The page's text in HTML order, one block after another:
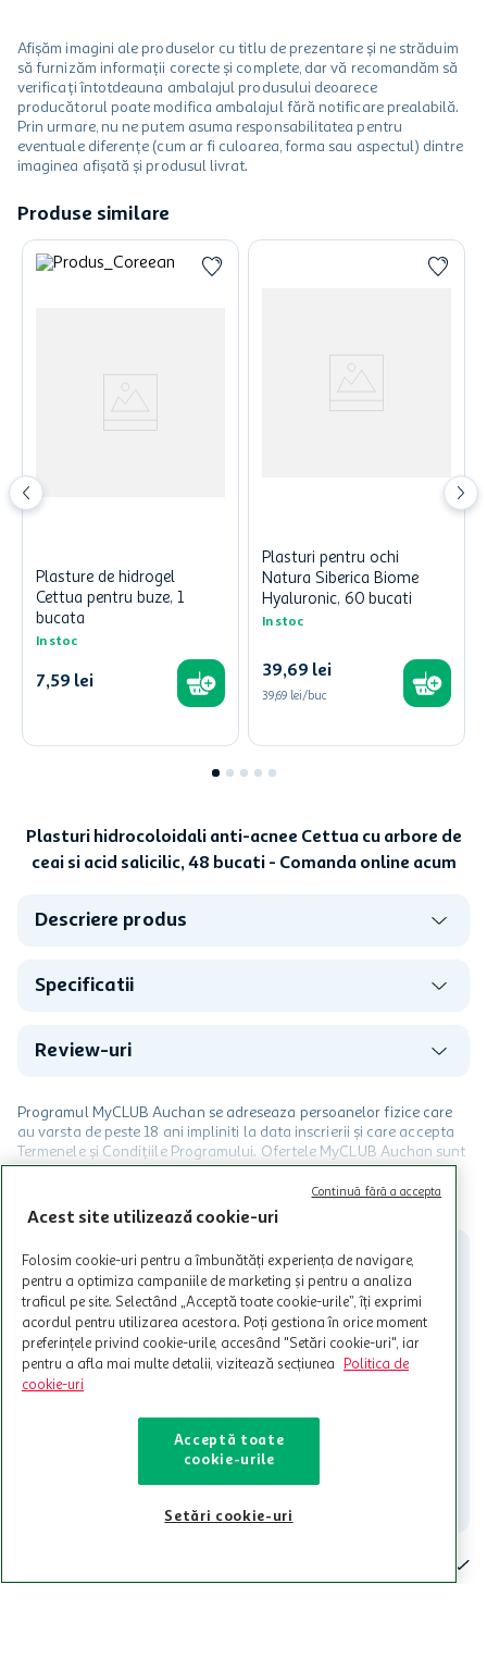
Afișăm imagini ale produselor cu titlu de prezentare și ne străduim
să furnizăm informații corecte și complete, dar vă recomandăm să
verificați întotdeauna ambalajul produsului deoarece
producătorul poate modifica ambalajul fără notificare prealabilă.
Prin urmare, nu ne putem asuma responsabilitatea pentru
eventuale diferențe (cum ar fi culoarea, forma sau aspectul) dintre
imaginea afișată și produsul livrat.
Produse similare
Plasture de hidrogel
Cettua pentru buze, 1
bucata
In stoc
7,59 lei
Plasturi pentru ochi
Natura Siberica Biome
Hyaluronic, 60 bucati
In stoc
39,69 lei
39,69 lei/buc
Plasturi hidrocoloidali anti-acnee Cettua cu arbore de
ceai si acid salicilic, 48 bucati - Comanda online acum
Descriere produs
Specificatii
Review-uri
Programul MyCLUB Auchan se adreseaza persoanelor fizice care
au varsta de peste 18 ani impliniti la data inscrierii și care accepta
Termenele și Condițiile Programului. Ofertele MyCLUB Auchan sunt
valabile in limita stocurilor disponibile. Beneficiile se acorda in
limita a 12 unitati / card client o singura data in perioada promotiei.
Cardul poate fi utilizat doar in legatura cu magazinele Auchan
activitati in afara celor mentionate in Termene si Conditii. Auchan
nu raspunde pentru imposibilitatea utilizarii Cardului in perioada in
care aceste este suspendat sau in perioada in care sunt efectuate
intretineri sau reparatii tehnice la sistemul de utilizarea al Cardului.
CITESTE MAI MULT
Contacteaza-ne!
021-9141 contact@auchan.ro
Contact
Acest site utilizează cookie-uri
Folosim cookie-uri pentru a îmbunătăți experiența de navigare,
pentru a optimiza campaniile de marketing și pentru a analiza
traficul pe site. Selectând „Acceptă toate cookie-urile”, îți exprimi
acordul pentru utilizarea acestora. Poți gestiona în orice moment
preferințele privind cookie-urile, accesând "Setări cookie-uri", iar
pentru a afla mai multe detalii, vizitează secțiunea
Politica de
cookie-uri
Acceptă toate
cookie-urile
Setări cookie-uri
Continuă fără a accepta